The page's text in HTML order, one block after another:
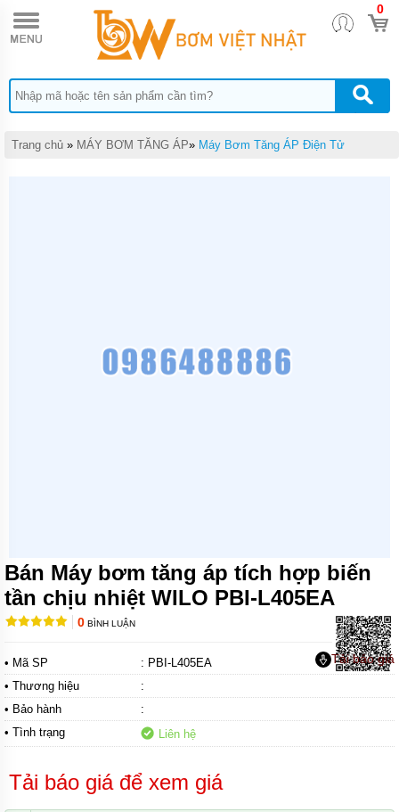
0
TRANG
CHỦ
BƠM
TĂNG
MÁY
BƠM
THẢI
MÁY
BƠM
MÁY
BƠM
HÓA
CHẤT
CHỮA
Trang chủ » MÁY BƠM TĂNG ÁP» Máy Bơm Tăng ÁP Điện Tử
Bán Máy bơm tăng áp tích hợp biến
tần chịu nhiệt WILO PBI-L405EA
0 BÌNH LUẬN
Tải báo giá
• Mã SP
: PBI-L405EA
• Thương hiệu
:
• Bảo hành
:
• Tình trạng
Liên hệ
Tải báo giá để xem giá